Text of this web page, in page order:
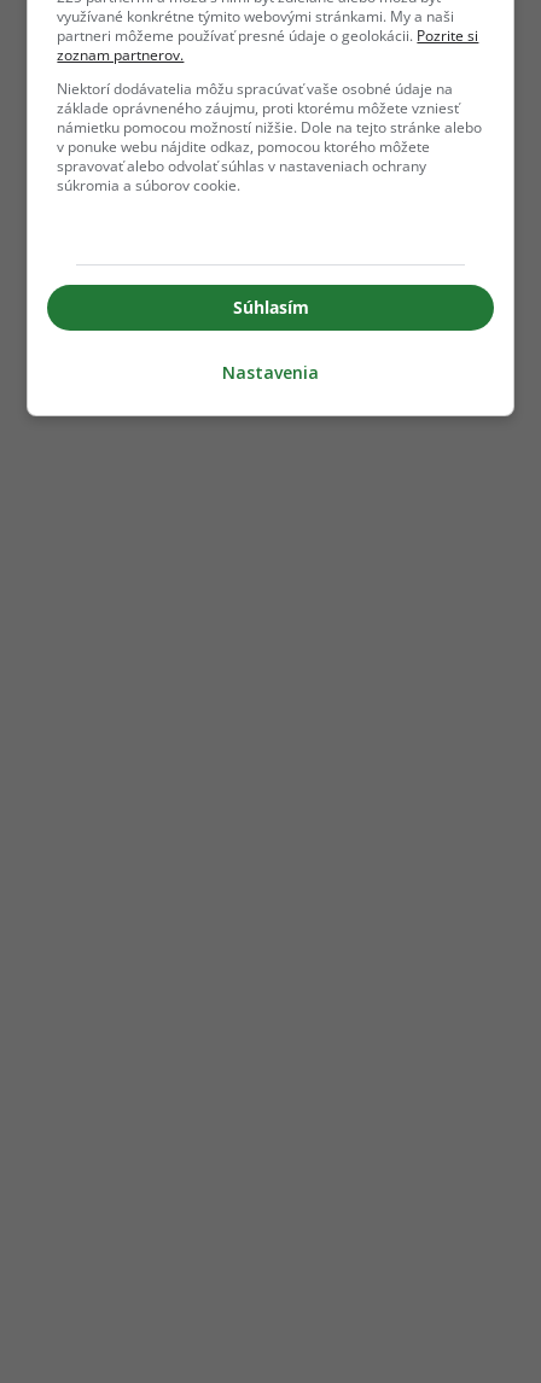
využívané konkrétne týmito webovými stránkami. My a naši
partneri môžeme používať presné údaje o geolokácii. Pozrite si
zoznam partnerov.
Niektorí dodávatelia môžu spracúvať vaše osobné údaje na
základe oprávneného záujmu, proti ktorému môžete vzniesť
námietku pomocou možností nižšie. Dole na tejto stránke alebo
v ponuke webu nájdite odkaz, pomocou ktorého môžete
spravovať alebo odvolať súhlas v nastaveniach ochrany
súkromia a súborov cookie.
Súhlasím
Nastavenia